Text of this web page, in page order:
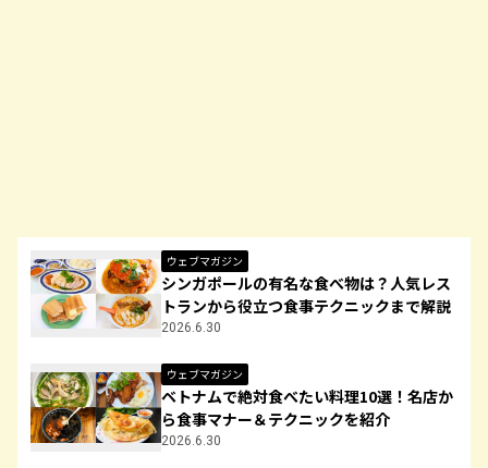
ウェブマガジン
シンガポールの有名な食べ物は？人気レス
トランから役立つ食事テクニックまで解説
2026.6.30
ウェブマガジン
ベトナムで絶対食べたい料理10選！名店か
ら食事マナー＆テクニックを紹介
2026.6.30